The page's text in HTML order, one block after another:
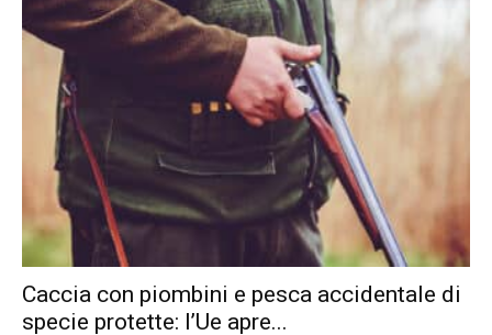
Caccia con piombini e pesca accidentale di
specie protette: l’Ue apre...